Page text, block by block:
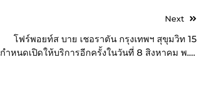
Next
โฟร์พอยท์ส บาย เชอราตัน กรุงเทพฯ สุขุมวิท 15
กำหนดเปิดให้บริการอีกครั้งในวันที่ 8 สิงหาคม พ.ศ.